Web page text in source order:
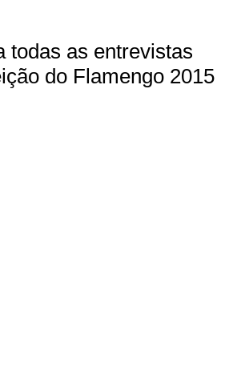
todas as entrevistas
do Flamengo 2015